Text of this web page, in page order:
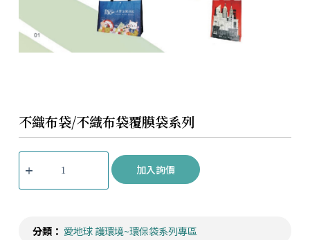
不織布袋/不織布袋覆膜袋系列
加入詢價
分類： 愛地球 護環境~環保袋系列專區